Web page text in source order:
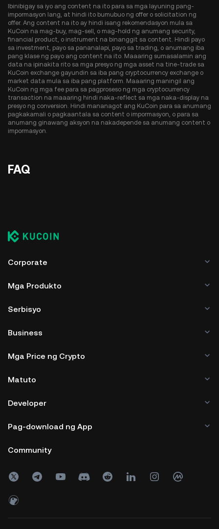
Ibinibigay sa iyo ang content na ito para sa mga layuning pang-
impormasyon lang, at hindi ito bumubuo ng offer o solicitation ng
offer. Ang content na ito ay hindi isang rekomendasyon mula sa
KuCoin na mag-buy, mag-sell, o mag-hold ng anumang security,
financial product, o instrument na binanggit sa content. Hindi payo
sa investment, payo sa pananalapi, payo sa trading, o anumang iba
pang klase ng payo ang content na ito. Maaaring sumasalamin ang
data na ipinakita rito sa mga presyo ng mga asset na tine-trade sa
KuCoin exchange gayundin sa iba pang cryptocurrency exchange o
market data mula sa iba pang platform. Maaaring maningil ang
KuCoin ng mga fee para sa pagproseso ng mga cryptocurrency
transaction na maaaring hindi naka-reflect sa mga naka-display na
presyo ng conversion. Hindi mananagot ang KuCoin para sa anumang
pagkakamali o pagkaantala sa content o impormasyon, o para sa
anumang ginawang aksyon na nakadepende sa anumang content o
impormasyon.
FAQ
Corporate
Mga Produkto
Serbisyo
Business
Mga Price ng Crypto
Matuto
Developer
Pag-download ng App
Community